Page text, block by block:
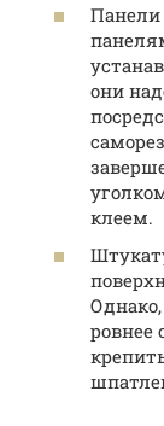
они
клеем.
ровнее